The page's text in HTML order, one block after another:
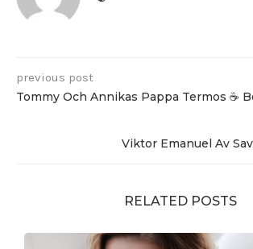
previous post
Tommy Och Annikas Pappa Termos ☕️
Viktor Emanuel Av
RELATED POSTS